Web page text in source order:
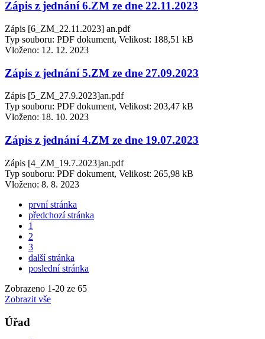
Zápis z jednání 6.ZM ze dne 22.11.2023
Zápis [6_ZM_22.11.2023] an.pdf
Typ souboru: PDF dokument, Velikost: 188,51 kB
Vloženo: 12. 12. 2023
Zápis z jednání 5.ZM ze dne 27.09.2023
Zápis [5_ZM_27.9.2023]an.pdf
Typ souboru: PDF dokument, Velikost: 203,47 kB
Vloženo: 18. 10. 2023
Zápis z jednání 4.ZM ze dne 19.07.2023
Zápis [4_ZM_19.7.2023]an.pdf
Typ souboru: PDF dokument, Velikost: 265,98 kB
Vloženo: 8. 8. 2023
první stránka
předchozí stránka
1
2
3
další stránka
poslední stránka
Zobrazeno 1-20 ze 65
Zobrazit vše
Úřad